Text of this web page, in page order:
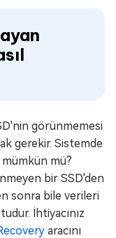
görünmemesi
gerekir. Sistemde
mü?
bir SSD'den
sonra bile verileri
İhtiyacınız
aracını